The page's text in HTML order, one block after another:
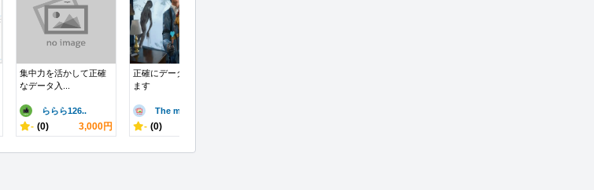
集中力を活かして正確
なデータ入...
ららら126..
- (0) 3,000円
正確にデータを入力し
ます
The ma..
- (0)